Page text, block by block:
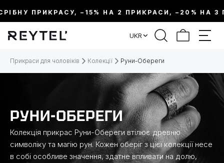
ПРИКРАСУ, –15% НА 2 ПРИКРАСИ, –20% НА 3
UKR
Прикраси для чоловіків Колекції Руни-Обереги
РУНИ-ОБЕРЕГИ
Колекція прикрас Руни-Обереги втілює древню
символіку та магію рун. Кожен оберіг з цієї колекції несе
в собі особливе значення, здатне впливати на долю,
ФІЛЬТР
ВИД ПРИКРАСИ
КОЛЕКЦІЇ